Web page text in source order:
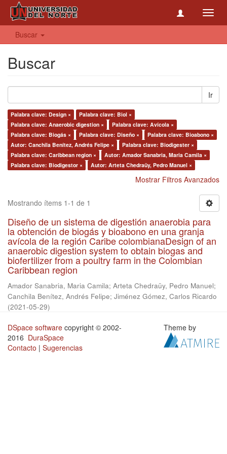
Buscar
Buscar
Ir
Palabra clave: Design ×
Palabra clave: Biol ×
Palabra clave: Anaerobic digestion ×
Palabra clave: Avícola ×
Palabra clave: Biogás ×
Palabra clave: Diseño ×
Palabra clave: Bioabono ×
Autor: Canchila Benítez, Andrés Felipe ×
Palabra clave: Biodigester ×
Palabra clave: Caribbean region ×
Autor: Amador Sanabria, Maria Camila ×
Palabra clave: Biodigestor ×
Autor: Arteta Chedraüy, Pedro Manuel ×
Mostrar Filtros Avanzados
Mostrando ítems 1-1 de 1
Diseño de un sistema de digestión anaerobia para
la obtención de biogás y bioabono en una granja
avícola de la región Caribe colombianaDesign of an
anaerobic digestion system to obtain biogas and
biofertilizer from a poultry farm in the Colombian
Caribbean region
Amador Sanabria, Maria Camila; Arteta Chedraüy, Pedro Manuel;
Canchila Benítez, Andrés Felipe; Jiménez Gómez, Carlos Ricardo
(2021-05-29)
DSpace software copyright © 2002-
2016 DuraSpace
Contacto | Sugerencias
Theme by